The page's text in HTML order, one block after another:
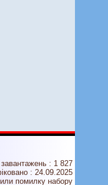
: 1 827
: 24.09.2025
помилку набору